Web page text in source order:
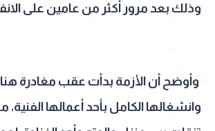
وذلك بعد مرور أكثر من عامين على
وأوضح أن الأزمة بدأت عقب مغادرة هنا
وانشغالها الكامل بأحد أعمالها الفنية،